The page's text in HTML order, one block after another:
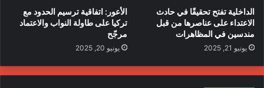
الداخلية تفتح تحقيقًا في حادث
الاعتداء على عناصرها من قبل
مندسين في المظاهرات
يونيو 21, 2025
الأعور: اتفاقية ترسيم الحدود مع
تركيا على طاولة النواب والاعتماد
مرجّح
يونيو 20, 2025